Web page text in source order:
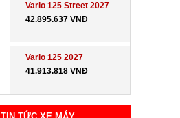
Vario 125 Street 2027
42.895.637 VNĐ
Vario 125 2027
41.913.818 VNĐ